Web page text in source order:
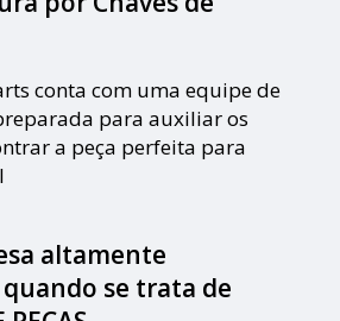
conta com uma equipe de
para auxiliar os
a peça perfeita para
altamente
se trata de